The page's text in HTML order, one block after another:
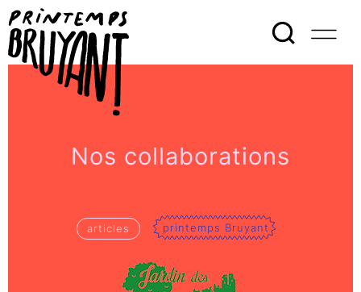
Nos collaborations
articles printemps Bruyant